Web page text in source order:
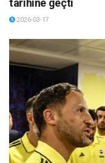
tarihine geçti
2026-03-17